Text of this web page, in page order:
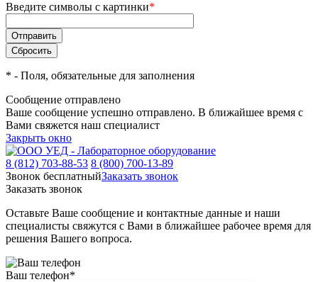
Введите символы с картинки*
* - Поля, обязательные для заполнения
Сообщение отправлено
Ваше сообщение успешно отправлено. В ближайшее время с
Вами свяжется наш специалист
Закрыть окно
8 (812) 703-88-53 8 (800) 700-13-89
Звонок бесплатныйЗаказать звонок
Заказать звонок
Оставьте Ваше сообщение и контактные данные и наши
специалисты свяжутся с Вами в ближайшее рабочее время для
решения Вашего вопроса.
Ваш телефон*